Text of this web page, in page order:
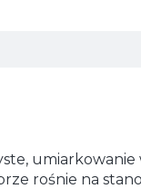
rośnie na